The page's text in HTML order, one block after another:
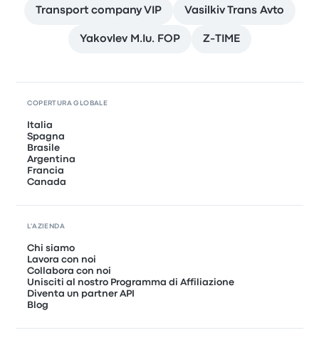
Transport company VIP Vasilkiv Trans Avto
Yakovlev M.Iu. FOP Z-TIME
COPERTURA GLOBALE
Italia
Spagna
Brasile
Argentina
Francia
Canada
L'AZIENDA
Chi siamo
Lavora con noi
Collabora con noi
Unisciti al nostro Programma di Affiliazione
Diventa un partner API
Blog